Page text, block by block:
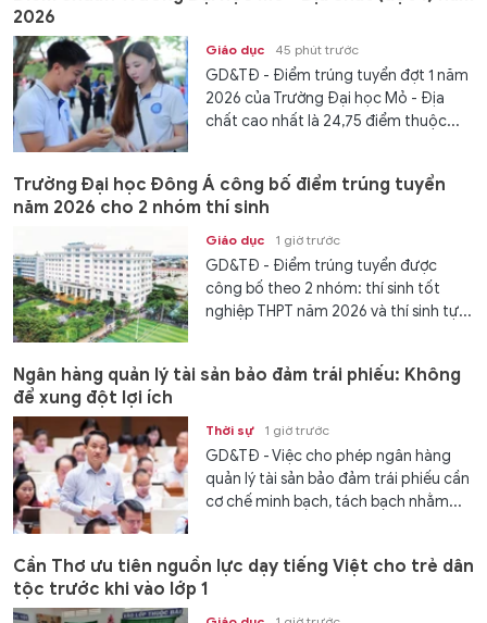
2026
Giáo dục 45 phút trước
GD&TĐ - Điểm trúng tuyển đợt 1 năm
2026 của Trường Đại học Mỏ - Địa
chất cao nhất là 24,75 điểm thuộc...
Trường Đại học Đông Á công bố điểm trúng tuyển
năm 2026 cho 2 nhóm thí sinh
Giáo dục 1 giờ trước
GD&TĐ - Điểm trúng tuyển được
công bố theo 2 nhóm: thí sinh tốt
nghiệp THPT năm 2026 và thí sinh tự...
Ngân hàng quản lý tài sản bảo đảm trái phiếu: Không
để xung đột lợi ích
Thời sự 1 giờ trước
GD&TĐ - Việc cho phép ngân hàng
quản lý tài sản bảo đảm trái phiếu cần
cơ chế minh bạch, tách bạch nhằm...
Cần Thơ ưu tiên nguồn lực dạy tiếng Việt cho trẻ dân
tộc trước khi vào lớp 1